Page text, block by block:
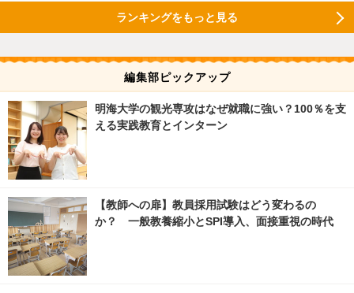
ランキングをもっと見る
編集部ピックアップ
明海大学の観光専攻はなぜ就職に強い？100％を支
える実践教育とインターン
【教師への扉】教員採用試験はどう変わるの
か？ 一般教養縮小とSPI導入、面接重視の時代